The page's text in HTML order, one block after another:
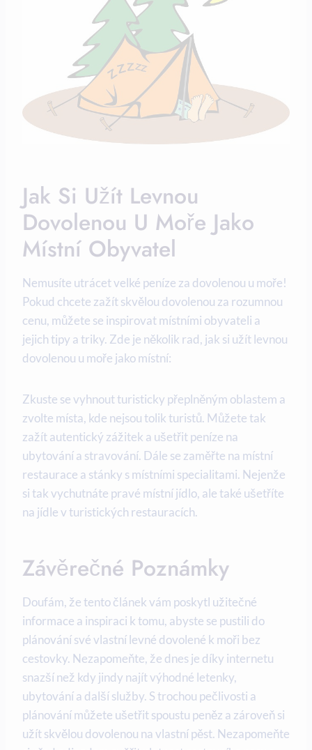
Jak Si Užít⁢ Levnou
⁤dovolenou U Moře Jako​
Místní Obyvatel
Nemusíte utrácet velké peníze ⁤za dovolenou ‌u ‍moře!
Pokud ⁣chcete zažít skvělou dovolenou⁢ za rozumnou
‍cenu, můžete ‍se inspirovat místními obyvateli a ​
jejich tipy ‍a‌ triky. ‌Zde je několik ​rad, jak si⁣ užít levnou
dovolenou u moře jako místní:
Zkuste ⁣se vyhnout turisticky​ přeplněným oblastem ⁣a
zvolte místa, kde ​nejsou tolik turistů. Můžete tak
zažít ⁤autentický zážitek a ušetřit peníze na
ubytování ⁤a stravování. Dále se ⁢zaměřte‍ na ⁤místní
⁣restaurace a stánky s místními specialitami. Nejenže⁤
si tak​ vychutnáte pravé ⁢místní‌ jídlo, ale také​ ušetříte
na jídle v turistických restauracích.
Závěrečné Poznámky
Doufám, že​ tento článek vám poskytl užitečné
informace a ⁣inspiraci​ k tomu, abyste‌ se⁣ pustili do
plánování své vlastní levné dovolené ‍k‍ moři bez
⁢cestovky. Nezapomeňte,⁣ že⁣ dnes je díky internetu
‍snazší ‌než⁣ kdy jindy najít‌ výhodné letenky,
ubytování ⁣a další ​služby.‍ S trochou pečlivosti ⁤a​
plánování můžete ušetřit​ spoustu‍ peněz a zároveň⁤ si
užít ⁣skvělou dovolenou na vlastní ⁤pěst. ⁢Nezapomeňte⁣